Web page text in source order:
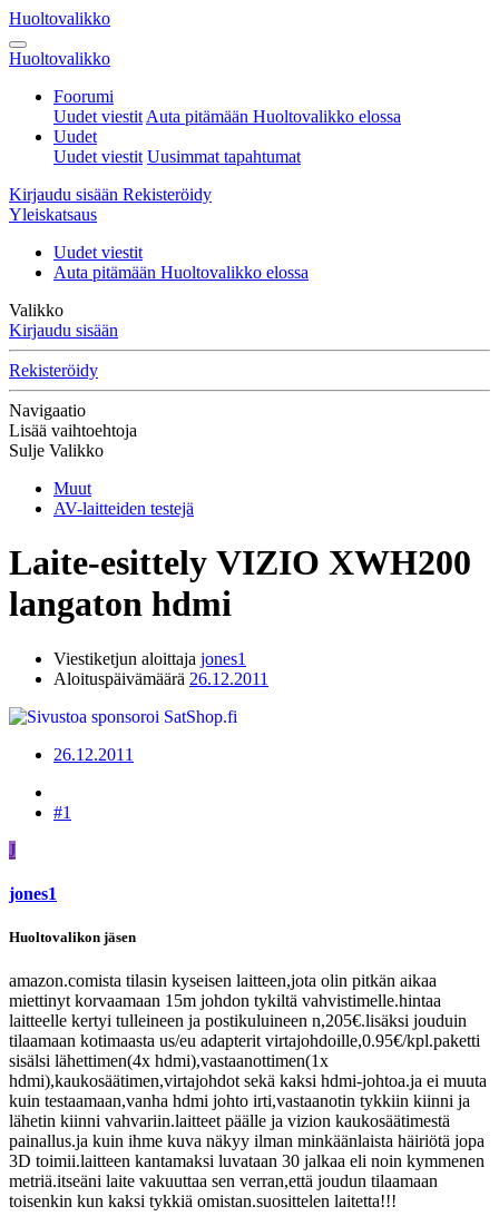
Huoltovalikko
Huoltovalikko
Foorumi
Uudet viestit Auta pitämään Huoltovalikko elossa
Uudet
Uudet viestit Uusimmat tapahtumat
Kirjaudu sisään Rekisteröidy
Yleiskatsaus
Uudet viestit
Auta pitämään Huoltovalikko elossa
Valikko
Kirjaudu sisään
Rekisteröidy
Navigaatio
Lisää vaihtoehtoja
Sulje Valikko
Muut
AV-laitteiden testejä
Laite-esittely VIZIO XWH200
langaton hdmi
Viestiketjun aloittaja jones1
Aloituspäivämäärä 26.12.2011
26.12.2011
#1
J
jones1
Huoltovalikon jäsen
amazon.comista tilasin kyseisen laitteen,jota olin pitkän aikaa
miettinyt korvaamaan 15m johdon tykiltä vahvistimelle.hintaa
laitteelle kertyi tulleineen ja postikuluineen n,205€.lisäksi jouduin
tilaamaan kotimaasta us/eu adapterit virtajohdoille,0.95€/kpl.paketti
sisälsi lähettimen(4x hdmi),vastaanottimen(1x
hdmi),kaukosäätimen,virtajohdot sekä kaksi hdmi-johtoa.ja ei muuta
kuin testaamaan,vanha hdmi johto irti,vastaanotin tykkiin kiinni ja
lähetin kiinni vahvariin.laitteet päälle ja vizion kaukosäätimestä
painallus.ja kuin ihme kuva näkyy ilman minkäänlaista häiriötä jopa
3D toimii.laitteen kantamaksi luvataan 30 jalkaa eli noin kymmenen
metriä.itseäni laite vakuuttaa sen verran,että joudun tilaamaan
toisenkin kun kaksi tykkiä omistan.suosittelen laitetta!!!